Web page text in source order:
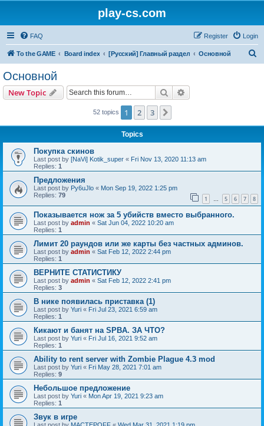
play-cs.com
FAQ Login
Register
To the GAME Board index [Русский] Главный раздел Основной
Основной
New Topic Search
52 topics 1 2 3
Topics
Покупка скинов
Last post by [NaVi] Kotik_super « Fri Nov 13, 2020 11:13 am
Replies: 1
Предложения
Last post by Py6uJlo « Mon Sep 19, 2022 1:25 pm
Replies: 79 1 … 5 6 7 8
Показывается нож за 5 убийств вместо выбранного.
Last post by admin « Sat Jun 04, 2022 10:20 am
Replies: 1
Лимит 20 раундов или же карты без частных админов.
Last post by admin « Sat Feb 12, 2022 2:44 pm
Replies: 1
ВЕРНИТЕ СТАТИСТИКУ
Last post by admin « Sat Feb 12, 2022 2:41 pm
Replies: 3
В нике появилась приставка (1)
Last post by Yuri « Fri Jul 23, 2021 6:59 am
Replies: 1
Кикают и банят на SPBA. ЗА ЧТО?
Last post by Yuri « Fri Jul 16, 2021 9:52 am
Replies: 1
Ability to rent server with Zombie Plague 4.3 mod
Last post by Yuri « Fri May 28, 2021 7:01 am
Replies: 9
Небольшое предложение
Last post by Yuri « Mon Apr 19, 2021 9:23 am
Replies: 1
Звук в игре